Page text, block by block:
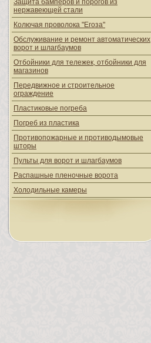
Защита бамперов и порогов из
нержавеющей стали
Колючая проволока "Егоза"
Обслуживание и ремонт автоматических
ворот и шлагбаумов
Отбойники для тележек, отбойники для
магазинов
Передвижное и строительное
ограждение
Пластиковые погреба
Погреб из пластика
Противопожарные и противодымовые
шторы
Пульты для ворот и шлагбаумов
Распашные пленочные ворота
Холодильные камеры